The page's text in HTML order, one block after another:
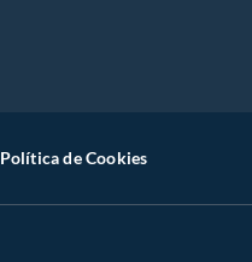
Política de Cookies